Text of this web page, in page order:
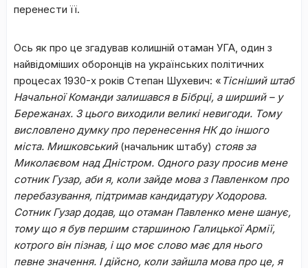
перенести її.
Ось як про це згадував колишній отаман УГА, один з
найвідоміших оборонців на українських політичних
процесах 1930-х років Степан Шухевич: « Тісніший штаб
Начальної Команди залишався в Бібрці, а ширший – у
Бережанах. З цього виходили великі невигоди. Тому
висловлено думку про перенесення НК до іншого
міста. Мишковський (начальник штабу) стояв за
Миколаєвом над Дністром. Одного разу просив мене
сотник Гузар, аби я, коли зайде мова з Павленком про
перебазування, підтримав кандидатуру Ходорова.
Сотник Гузар додав, що отаман Павленко мене шанує,
тому що я був першим старшиною Галицької Армії,
котрого він пізнав, і що моє слово має для нього
певне значення. І дійсно, коли зайшла мова про це, я